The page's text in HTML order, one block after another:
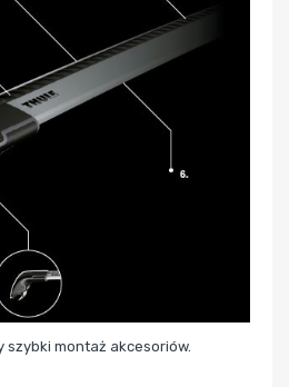
szybki montaż akcesoriów.